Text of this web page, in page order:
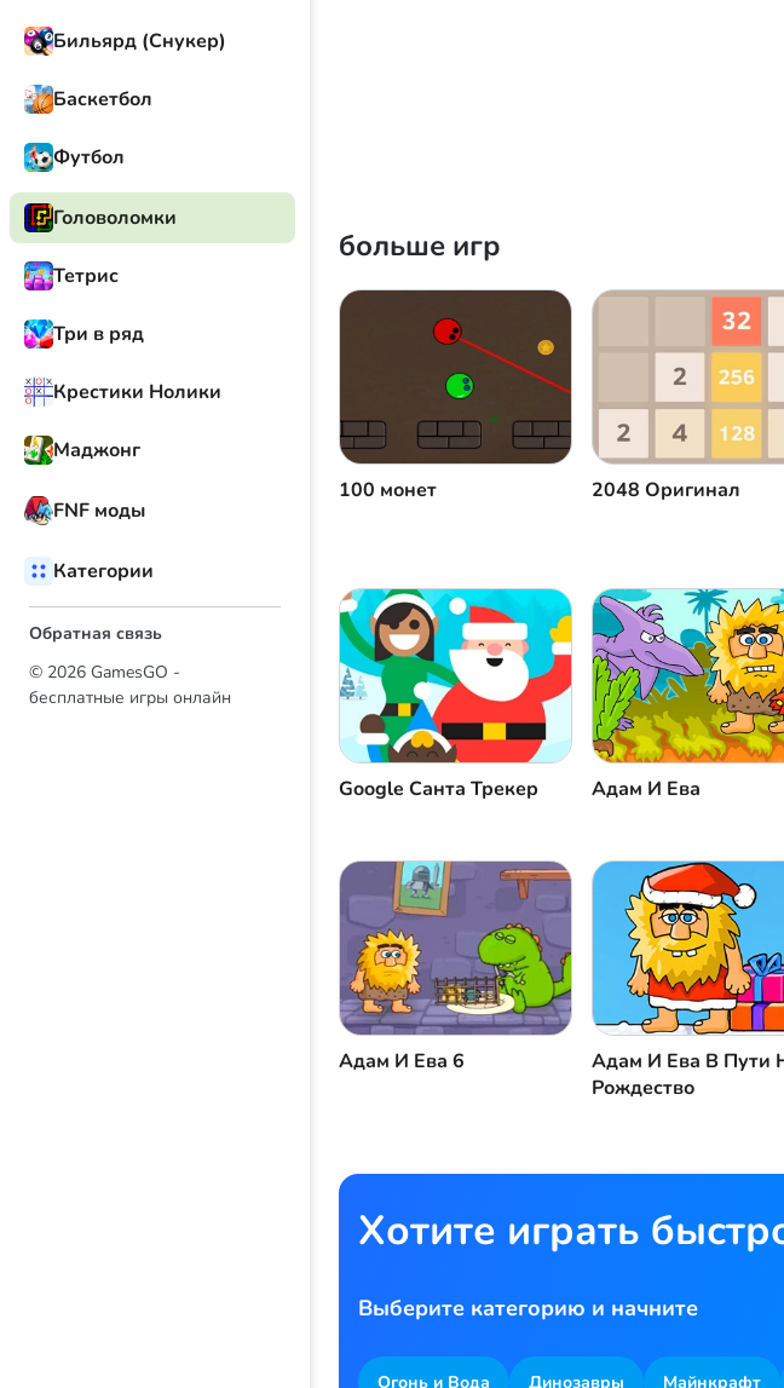
Бильярд (Снукер)
Баскетбол
Футбол
Головоломки
Тетрис
Три в ряд
Крестики Нолики
Маджонг
FNF моды
Категории
Обратная связь
© 2026 GamesGO -
бесплатные игры онлайн
больше игр
100 монет 2048 Оригинал
Google Санта Трекер Адам И Ева
Адам И Ева 6
Адам И Ева В Пути
Рождество
Хотите играть
Выберите категорию и начните
Огонь и Вода Динозавры Майнкрафт